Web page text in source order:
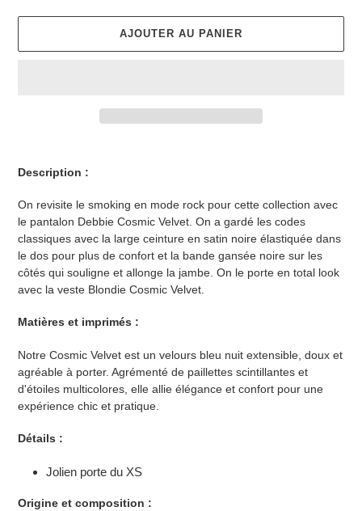
AJOUTER AU PANIER
produit
à
votre
panier
Description :
On revisite le smoking en mode rock pour cette collection avec
le pantalon Debbie Cosmic Velvet. On a gardé les codes
classiques avec la large ceinture en satin noire élastiquée dans
le dos pour plus de confort et la bande gansée noire sur les
côtés qui souligne et allonge la jambe. On le porte en total look
avec la veste Blondie Cosmic Velvet.
Matières et imprimés :
Notre Cosmic Velvet est un velours bleu nuit extensible, doux et
agréable à porter. Agrémenté de paillettes scintillantes et
d'étoiles multicolores, elle allie élégance et confort pour une
expérience chic et pratique.
Détails :
Jolien porte du XS
Origine et composition :